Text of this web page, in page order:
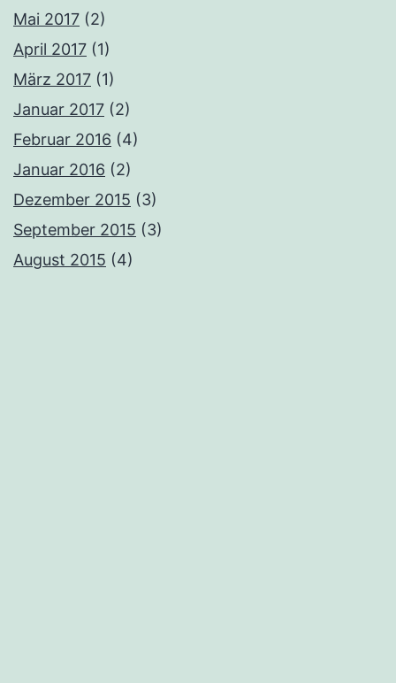
Mai 2017 (2)
April 2017 (1)
März 2017 (1)
Januar 2017 (2)
Februar 2016 (4)
Januar 2016 (2)
Dezember 2015 (3)
September 2015 (3)
August 2015 (4)